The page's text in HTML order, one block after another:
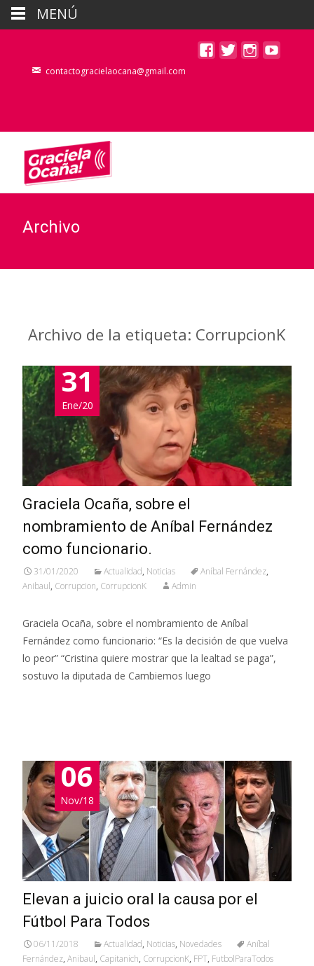
contactogracielaocana@gmail.com
Archivo
Archivo de la etiqueta: CorrupcionK
31
Ene/20
Graciela Ocaña, sobre el
nombramiento de Aníbal Fernández
como funcionario.
31/01/2020 Actualidad, Noticias Aníbal Fernández,
Anibaul, Corrupcion, CorrupcionK Admin
Graciela Ocaña, sobre el nombramiento de Aníbal
Fernández como funcionario: “Es la decisión de que vuelva
lo peor” “Cristina quiere mostrar que la lealtad se paga”,
sostuvo la diputada de Cambiemos luego
06
Nov/18
Elevan a juicio oral la causa por el
Fútbol Para Todos
06/11/2018 Actualidad, Noticias, Novedades
Aníbal
Fernández, Anibaul, Capitanich, CorrupcionK, FPT, FutbolParaTodos
MENÚ